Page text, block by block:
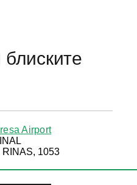
Airport
1053